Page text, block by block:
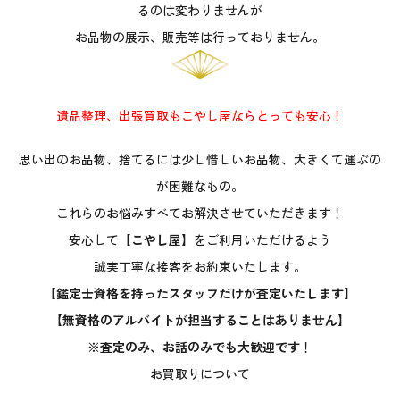
るのは変わりませんが
お品物の展示、販売等は行っておりません。
遺品整理、出張買取もこやし屋ならとっても安心！
思い出のお品物、捨てるには少し惜しいお品物、大きくて運ぶの
が困難なもの。
これらのお悩みすべてお解決させていただきます！
安心して 【こやし屋】 をご利用いただけるよう
誠実丁寧な接客をお約束いたします。
【鑑定士資格を持ったスタッフだけが査定いたします】
【無資格のアルバイトが担当することはありません】
※査定のみ、お話のみでも大歓迎です ！
お買取りについて